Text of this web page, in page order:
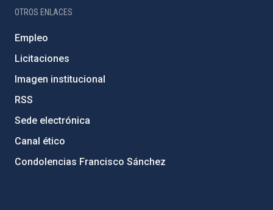
OTROS ENLACES
Empleo
Licitaciones
Imagen institucional
RSS
Sede electrónica
Canal ético
Condolencias Francisco Sánchez